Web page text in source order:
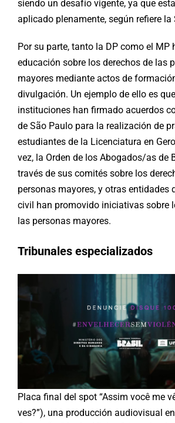
siendo un desafío vigente, ya que
aplicado plenamente, según refiere la
Por su parte, tanto la DP como el MP
educación sobre los derechos de las
mayores mediante actos de
divulgación. Un ejemplo de ello es
instituciones han firmado acuerdos
de São Paulo para la realización de
estudiantes de la Licenciatura en
vez, la Orden de los Abogados/as de
través de sus comités sobre los
personas mayores, y otras entidades
civil han promovido iniciativas sobre
las personas mayores.
Tribunales especializados
Placa final del spot “Assim você me
ves?”), una producción audiovisual